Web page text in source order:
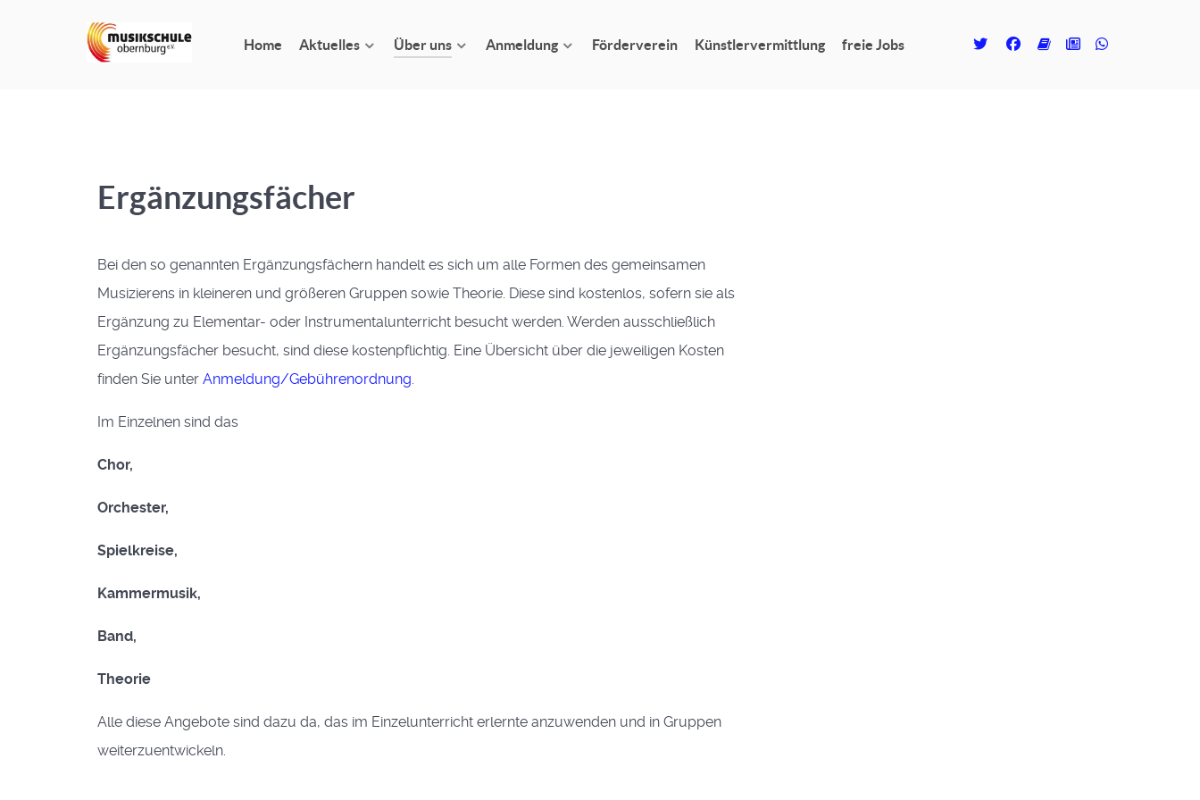
Home Aktuelles Über uns Anmeldung Förderverein Künstlervermittlung freie Jobs
Ergänzungsfächer
Bei den so genannten Ergänzungsfächern handelt es sich um alle Formen des gemeinsamen
Musizierens in kleineren und größeren Gruppen sowie Theorie. Diese sind kostenlos, sofern sie als
Ergänzung zu Elementar- oder Instrumentalunterricht besucht werden. Werden ausschließlich
Ergänzungsfächer besucht, sind diese kostenpflichtig. Eine Übersicht über die jeweiligen Kosten
finden Sie unter Anmeldung/Gebührenordnung.
Im Einzelnen sind das
Chor,
Orchester,
Spielkreise,
Kammermusik,
Band,
Theorie
Alle diese Angebote sind dazu da, das im Einzelunterricht erlernte anzuwenden und in Gruppen
weiterzuentwickeln.